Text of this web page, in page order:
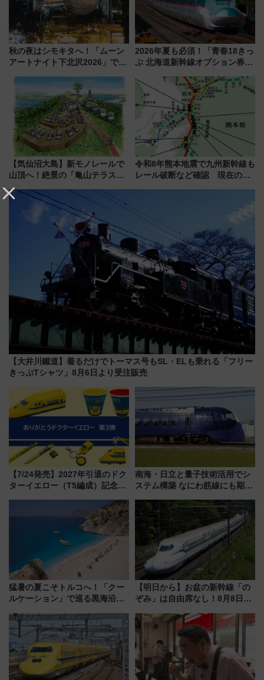
秋の夜はシモキタへ！「ムーン
アートナイト下北沢2026」でイ
を満喫しよう
2026年夏も必須！「青春18きっ
ぷ 北海道新幹線オプション券」
の罠
【気仙沼大島】新モノレールで
山頂へ！絶景の「亀山テラス
360°」が7月19日オープン、休
暇村のお得な日帰りプランも登
令和8年熊本地震で九州新幹線も
レール破断など確認 現在の運
【大井川鐵道】着るだけでトーマス号もSL・ELも乗れる「フリー
きっぷTシャツ」8月6日より受注販売
【7/24発売】2027年引退のドク
ターイエロー（T5編成）記念グ
送の目覚まし時計など通販・販
南海・日立と量子技術活用でシ
ステム構築 なにわ筋線にも期待
猛暑の夏こそトルコへ！「クー
ルケーション」で巡る黒海沿岸
連検索数が前年比237％増、ナ
ショジオも認める『2026年に訪
れるべき世界の旅先』
【明日から】お盆の新幹線「の
ぞみ」は自由席なし！8月8日午
せば空きが見つかることも 混
雑避ける「空席」探しのコツ